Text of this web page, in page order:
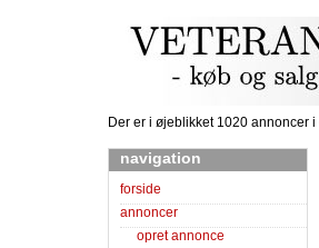
Der er i øjeblikket 1020 annoncer
navigation
forside
annoncer
opret annonce